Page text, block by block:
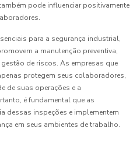
pode influenciar positivamente
para a segurança industrial,
a manutenção preventiva,
de riscos. As empresas que
protegem seus colaboradores,
de suas operações e a
é fundamental que as
dessas inspeções e implementem
em seus ambientes de trabalho.